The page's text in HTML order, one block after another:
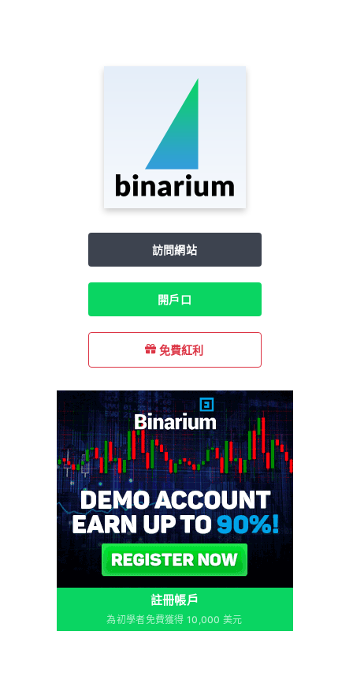
訪問網站
開戶口
免費紅利
註冊帳戶
為初學者免費獲得 10,000 美元